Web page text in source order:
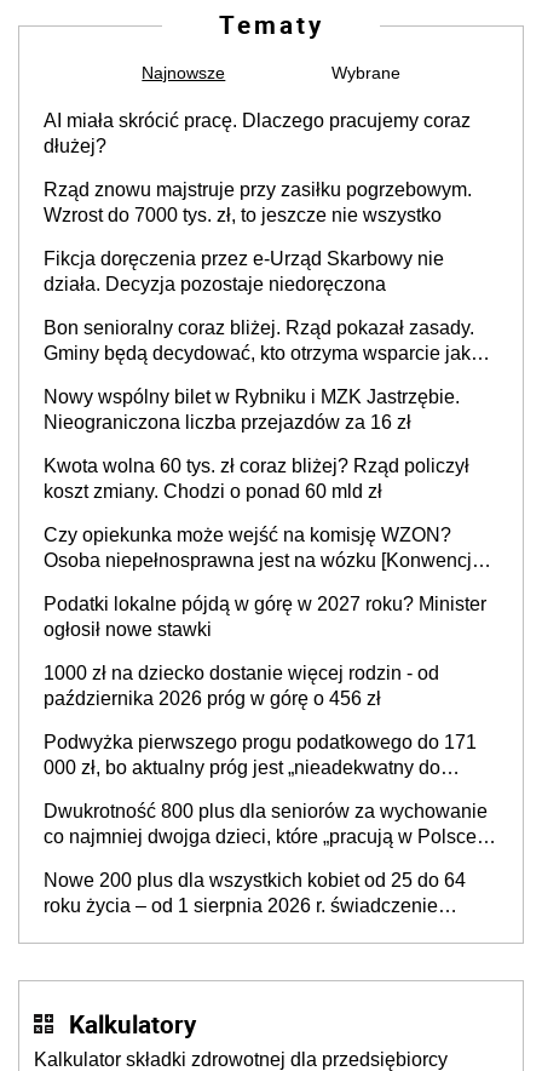
Tematy
Najnowsze Wybrane
AI miała skrócić pracę. Dlaczego pracujemy coraz
dłużej?
Rząd znowu majstruje przy zasiłku pogrzebowym.
Wzrost do 7000 tys. zł, to jeszcze nie wszystko
Fikcja doręczenia przez e-Urząd Skarbowy nie
działa. Decyzja pozostaje niedoręczona
Bon senioralny coraz bliżej. Rząd pokazał zasady.
Gminy będą decydować, kto otrzyma wsparcie jako
Nowy wspólny bilet w Rybniku i MZK Jastrzębie.
Nieograniczona liczba przejazdów za 16 zł
Kwota wolna 60 tys. zł coraz bliżej? Rząd policzył
koszt zmiany. Chodzi o ponad 60 mld zł
Czy opiekunka może wejść na komisję WZON?
Osoba niepełnosprawna jest na wózku [Konwencja
Podatki lokalne pójdą w górę w 2027 roku? Minister
ogłosił nowe stawki
1000 zł na dziecko dostanie więcej rodzin - od
października 2026 próg w górę o 456 zł
Podwyżka pierwszego progu podatkowego do 171
000 zł, bo aktualny próg jest „nieadekwatny do
Dwukrotność 800 plus dla seniorów za wychowanie
co najmniej dwojga dzieci, które „pracują w Polsce i
podatków? Zapadła decyzja Sejmu
Nowe 200 plus dla wszystkich kobiet od 25 do 64
roku życia – od 1 sierpnia 2026 r. świadczenie
Kalkulatory
Kalkulator składki zdrowotnej dla przedsiębiorcy